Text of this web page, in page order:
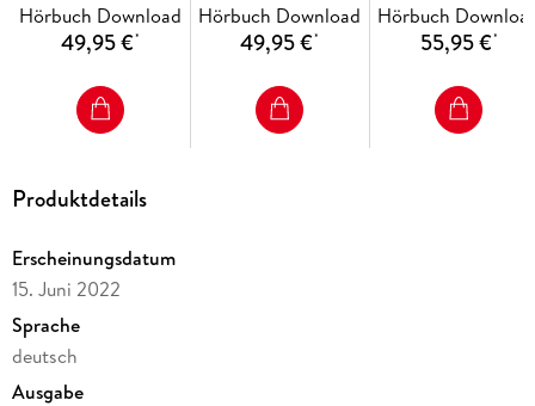
Hörbuch Download
49,95 €*
Hörbuch Download
49,95 €*
Hörbuch
55,95 €*
Produktdetails
Erscheinungsdatum
15. Juni 2022
Sprache
deutsch
Ausgabe